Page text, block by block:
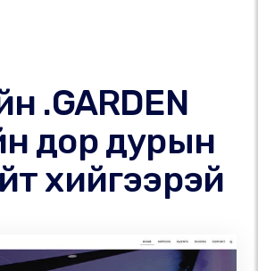
.GARDEN
дор дурын
хийгээрэй